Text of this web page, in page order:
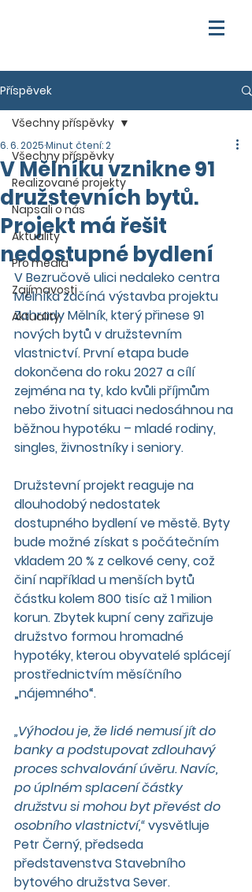
Příspěvek
Všechny příspěvky
Realizované projekty
Napsali o nás
Aktuality
Pro média
Zajímavosti
Aktuality
Všechny příspěvky
V Mělníku vznikne 91
družstevních bytů.
Projekt má řešit
nedostupné bydlení
6. 6. 2025Minut čtení: 2
V Bezručově ulici nedaleko centra
Mělníka začíná výstavba projektu
Zahrady Mělník, který přinese 91
nových bytů v družstevním
vlastnictví. První etapa bude
dokončena do roku 2027 a cílí
zejména na ty, kdo kvůli příjmům
nebo životní situaci nedosáhnou na
běžnou hypotéku – mladé rodiny,
singles, živnostníky i seniory.
Družstevní projekt reaguje na
dlouhodobý nedostatek
dostupného bydlení ve městě. Byty
bude možné získat s počátečním
vkladem 20 % z celkové ceny, což
činí například u menších bytů
částku kolem 800 tisíc až 1 milion
korun. Zbytek kupní ceny zařizuje
družstvo formou hromadné
hypotéky, kterou obyvatelé splácejí
prostřednictvím měsíčního
„nájemného“.
„Výhodou je, že lidé nemusí jít do
banky a podstupovat zdlouhavý
proces schvalování úvěru. Navíc,
po úplném splacení částky
družstvu si mohou byt převést do
osobního vlastnictví,“ vysvětluje
Petr Černý, předseda
představenstva Stavebního
bytového družstva Sever.